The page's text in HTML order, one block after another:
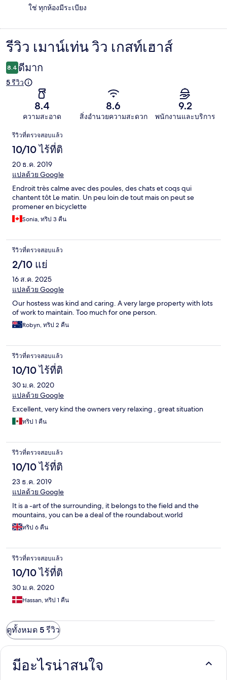
ใช่ ทุกห้องมีระเบียง
รีวิว
รีวิว เมาน์เท่น วิว เกสท์เฮาส์
8.4 ดีมาก
5 รีวิว
8.4
ความสะอาด
8.6
สิ่งอำนวยความสะดวก
9.2
พนักงานและบริการ
รีวิว
รีวิวที่ตรวจสอบแล้ว
10/10 ไร้ที่ติ
20 ธ.ค. 2019
แปลด้วย Google
Endroit très calme avec des poules, des chats et coqs qui
chantent tôt Le matin. Un peu loin de tout mais on peut se
promener en bicyclette
Sonia, ทริป 3 คืน
รีวิวที่ตรวจสอบแล้ว
2/10 แย่
16 ส.ค. 2025
แปลด้วย Google
Our hostess was kind and caring. A very large property with lots
of work to maintain. Too much for one person.
Robyn, ทริป 2 คืน
รีวิวที่ตรวจสอบแล้ว
10/10 ไร้ที่ติ
30 ม.ค. 2020
แปลด้วย Google
Excellent, very kind the owners very relaxing , great situation
ทริป 1 คืน
รีวิวที่ตรวจสอบแล้ว
10/10 ไร้ที่ติ
23 ธ.ค. 2019
แปลด้วย Google
It is a -art of the surrounding, it belongs to the field and the
mountains, you can be a deal of the roundabout.world
ทริป 6 คืน
รีวิวที่ตรวจสอบแล้ว
10/10 ไร้ที่ติ
30 ม.ค. 2020
Hassan, ทริป 1 คืน
ดูทั้งหมด 5 รีวิว
มีอะไรน่าสนใจ